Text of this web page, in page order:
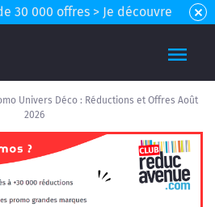
30 000 offres > Je découvre
Univers Déco : Réductions et Offres Août
2026